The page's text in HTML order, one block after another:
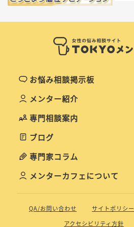
お悩み相談掲示板
メンター紹介
専門相談案内
ブログ
専門家コラム
メンターカフェについて
QA/お問い合わせ サイトポリシー
アクセシビリティ方針